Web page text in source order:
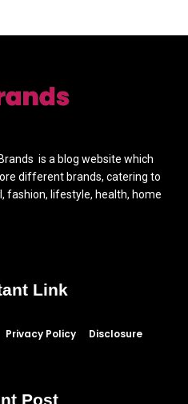
is a blog website which
different brands, catering to
fashion, lifestyle, health, home
Link
Privacy Policy Disclosure
Post